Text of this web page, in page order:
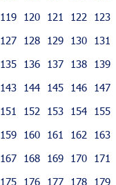
119
120 121 122 123
127
128 129 130 131
135
136 137 138 139
143
144 145 146 147
151
152 153 154 155
159
160 161 162 163
167
168 169 170 171
175
176 177 178 179